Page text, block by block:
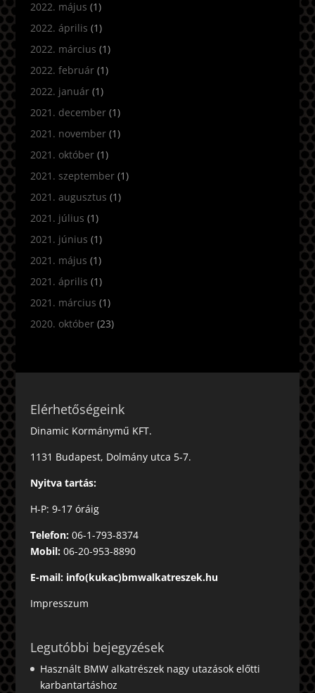
2022. május (1)
2022. április (1)
2022. március (1)
2022. február(1)
2022. január(1)
2021. december(1)
2021. november(1)
2021. október(1)
2021. szeptember(1)
2021. augusztus (1)
2021. július (1)
2021. június (1)
2021. május (1)
2021. április (1)
2021. március (1)
2020. október(23)
Elérhetőségeink
Dinamic Kormánymű KFT.
1131 Budapest, Dolmány utca 5-7.
Nyitva tartás:
H-P: 9-17 óráig
Telefon:06-1-793-8374
Mobil:06-20-953-8890
E-mail: info(kukac)bmwalkatreszek.hu
Impresszum
Legutóbbi bejegyzések
Használt BMW alkatrészek nagy utazások előtti
karbantartáshoz